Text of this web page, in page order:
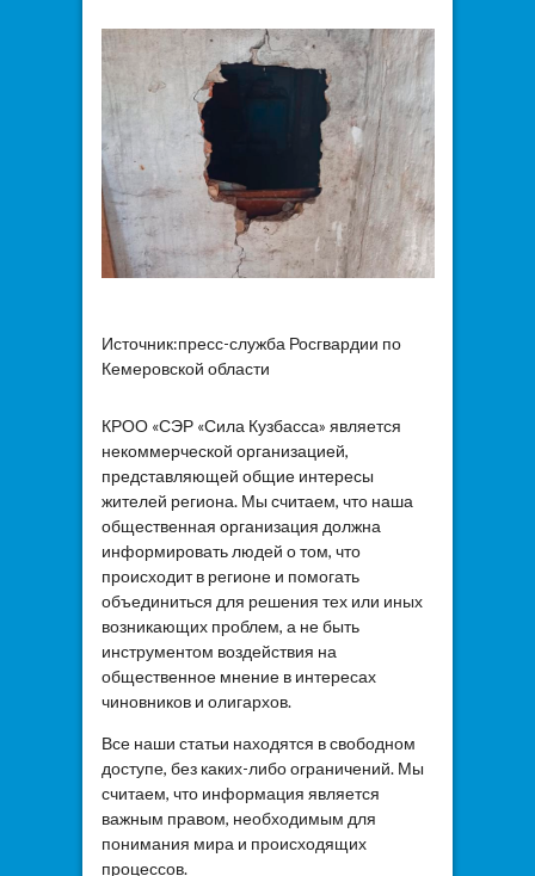
Источник:пресс-служба Росгвардии по
Кемеровской области
КРОО «СЭР «Сила Кузбасса» является
некоммерческой организацией,
представляющей общие интересы
жителей региона. Мы считаем, что наша
общественная организация должна
информировать людей о том, что
происходит в регионе и помогать
объединиться для решения тех или иных
возникающих проблем, а не быть
инструментом воздействия на
общественное мнение в интересах
чиновников и олигархов.
Все наши статьи находятся в свободном
доступе, без каких-либо ограничений. Мы
считаем, что информация является
важным правом, необходимым для
понимания мира и происходящих
процессов.